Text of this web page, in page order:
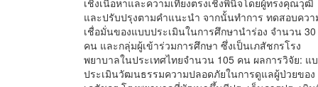
เชิงเนื้อหาและความเที่ยงตรงเชิงพินิจโดยผู้ทรงคุณวุฒิ
และปรับปรุงตามคำแนะนำ จากนั้นทำการ ทดสอบควา
เชื่อมั่นของแบบประเมินในการศึกษานำร่อง จำนวน 30
คน และกลุ่มผู้เข้าร่วมการศึกษา ซึ่งเป็นเภสัชกรโรง
พยาบาลในประเทศไทยจำนวน 105 คน ผลการวิจัย: แ
ประเมินวัฒนธรรมความปลอดภัยในการดูแลผู้ป่วยของ